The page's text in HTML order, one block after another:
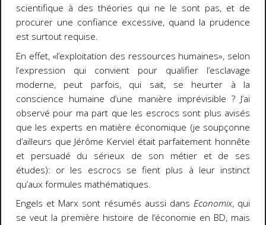
scientifique à des théories qui ne le sont pas, et de
procurer une confiance excessive, quand la prudence
est surtout requise.
En effet, «l’exploitation des ressources humaines», selon
l’expression qui convient pour qualifier l’esclavage
moderne, peut parfois, qui sait, se heurter à la
conscience humaine d’une manière imprévisible ? J’ai
observé pour ma part que les escrocs sont plus avisés
que les experts en matière économique (je soupçonne
d’ailleurs que Jérôme Kerviel était parfaitement honnête
et persuadé du sérieux de son métier et de ses
études): or les escrocs se fient plus à leur instinct
qu’aux formules mathématiques.
Engels et Marx sont résumés aussi dansEconomix, qui
se veut la première histoire de l’économie en BD, mais